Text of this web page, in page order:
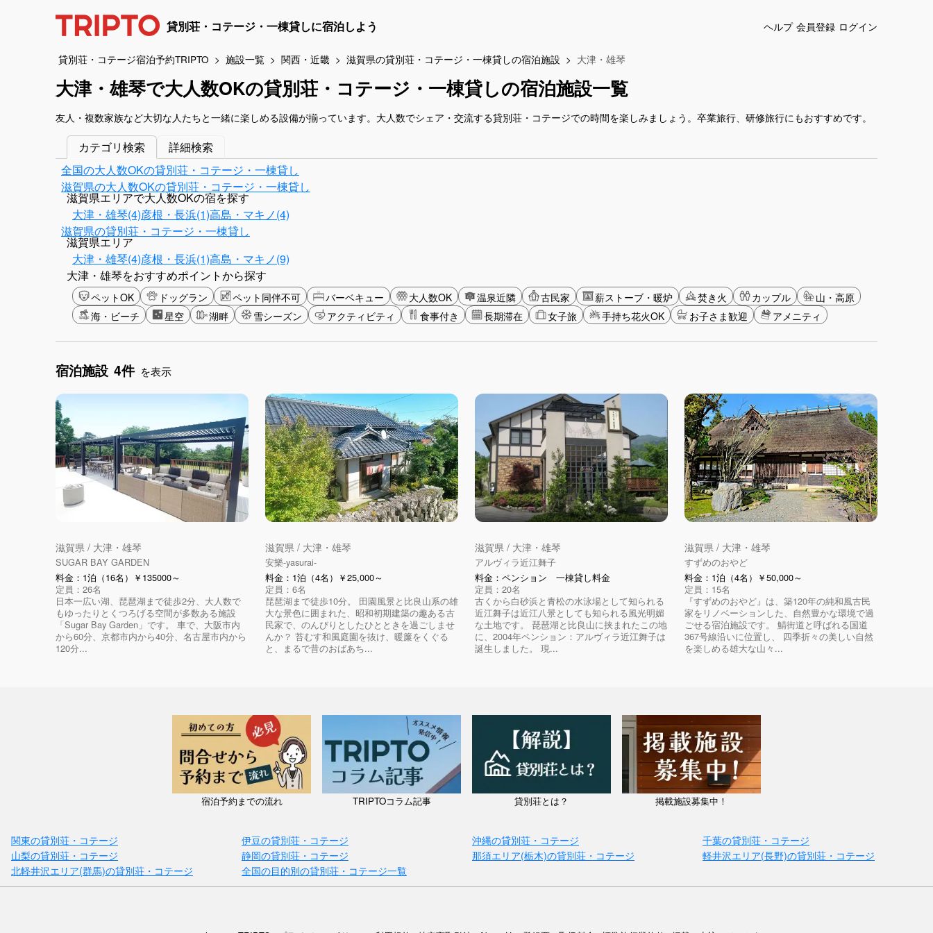
貸別荘・コテージ・一棟貸しに宿泊しよう ヘルプ 会員登録 ログイン
貸別荘・コテージ宿泊予約TRIPTO 施設一覧 関西・近畿 滋賀県の貸別荘・コテージ・一棟貸しの宿泊施設 大津・雄琴
大津・雄琴で大人数OKの貸別荘・コテージ・一棟貸しの宿泊施設一覧
友人・複数家族など大切な人たちと一緒に楽しめる設備が揃っています。大人数でシェア・交流する貸別荘・コテージでの時間を楽しみましょう。卒業旅行、研修旅行にもおすすめです。
カテゴリ検索
詳細検索
全国の大人数OKの貸別荘・コテージ・一棟貸し
滋賀県の大人数OKの貸別荘・コテージ・一棟貸し
滋賀県エリアで大人数OKの宿を探す
大津・雄琴(4)彦根・長浜(1)高島・マキノ(4)
滋賀県の貸別荘・コテージ・一棟貸し
滋賀県エリア
大津・雄琴(4)彦根・長浜(1)高島・マキノ(9)
大津・雄琴をおすすめポイントから探す
ペットOK ドッグラン ペット同伴不可 バーベキュー 大人数OK 温泉近隣 古民家 薪ストーブ・暖炉 焚き火 カップル
山・高原
海・ビーチ
星空 湖畔 雪シーズン アクティビティ 食事付き 長期滞在 女子旅 手持ち花火OK お子さま歓迎 アメニティ
宿泊施設 4件 を表示
滋賀県 / 大津・雄琴
SUGAR BAY GARDEN
料金：1泊（16名）￥135000～
定員：26名
日本一広い湖、琵琶湖まで徒歩2分、大人数で
もゆったりとくつろげる空間が多数ある施設
「Sugar Bay Garden」です。 車で、大阪市内
から60分、京都市内から40分、名古屋市内から
120分...
滋賀県 / 大津・雄琴
安樂-yasurai-
料金：1泊（4名）￥25,000～
定員：6名
琵琶湖まで徒歩10分。 田園風景と比良山系の雄
大な景色に囲まれた、昭和初期建築の趣ある古
民家で、のんびりとしたひとときを過ごしませ
んか？ 苔むす和風庭園を抜け、暖簾をくぐる
と、まるで昔のおばあち...
滋賀県 / 大津・雄琴
アルヴィラ近江舞子
料金：ペンション 一棟貸し料金
定員：20名
古くから白砂浜と青松の水泳場として知られる
近江舞子は近江八景としても知られる風光明媚
な土地です。 ​琵琶湖と比良山に挟まれたこの地
に、2004年ペンション：アルヴィラ近江舞子は
誕生しました。 現...
滋賀県 / 大津・雄琴
すずめのおやど
料金：1泊（4名）￥50,000～
定員：15名
『すずめのおやど』は、築120年の純和風古民
家をリノベーションした、自然豊かな環境で過
ごせる宿泊施設です。 鯖街道と呼ばれる国道
367号線沿いに位置し、 四季折々の美しい自然
を楽しめる雄大な山々...
宿泊予約までの流れ TRIPTOコラム記事 貸別荘とは？ 掲載施設募集中！
関東の貸別荘・コテージ 伊豆の貸別荘・コテージ 沖縄の貸別荘・コテージ
千葉の貸別荘・コテージ
山梨の貸別荘・コテージ
静岡の貸別荘・コテージ 那須エリア(栃木)の貸別荘・コテージ
軽井沢エリア(長野)の貸別荘・コテージ
北軽井沢エリア(群馬)の貸別荘・コテージ
全国の目的別の貸別荘・コテージ一覧